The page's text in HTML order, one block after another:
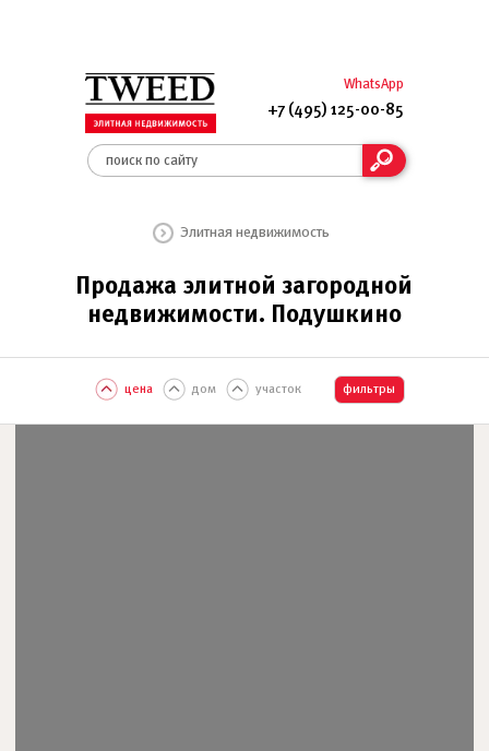
WhatsApp
+7 (495) 125-00-85
Элитная недвижимость
Продажа элитной загородной
недвижимости. Подушкино
цена дом участок фильтры